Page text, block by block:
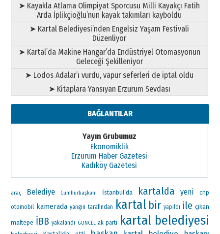
➤ Kayakla Atlama Olimpiyat Sporcusu Milli Kayakçı Fatih
Arda İplikçioğlu’nun kayak takımları kayboldu
➤ Kartal Belediyesi’nden Engelsiz Yaşam Festivali
Düzenliyor
➤ Kartal’da Makine Hangar’da Endüstriyel Otomasyonun
Geleceği Şekilleniyor
➤ Lodos Adalar’ı vurdu, vapur seferleri de iptal oldu
➤ Kitaplara Yansıyan Erzurum Sevdası
BAĞLANTILAR
Yayın Grubumuz
Ekonomiklik
Erzurum Haber Gazetesi
Kadıköy Gazetesi
araç Belediye Cumhurbaşkanı İstanbul’da kartalda yeni
chp
otomobil kamerada yangin tarafından kartal bir yapıldı ile çıkan
maltepe İBB yakalandı GÜNCEL ak parti kartal belediyesi